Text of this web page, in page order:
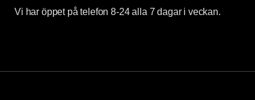
Vi har öppet på telefon 8-24 alla 7 dagar i veckan.